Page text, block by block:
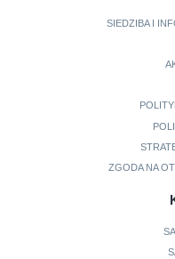
SIEDZIBA I
ZGODA NA